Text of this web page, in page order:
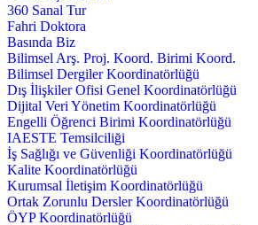
360 Sanal Tur
Fahri Doktora
Basında Biz
Bilimsel Arş. Proj. Koord. Birimi Koord.
Bilimsel Dergiler Koordinatörlüğü
Dış İlişkiler Ofisi Genel Koordinatörlüğü
Dijital Veri Yönetim Koordinatörlüğü
Engelli Öğrenci Birimi Koordinatörlüğü
IAESTE Temsilciliği
İş Sağlığı ve Güvenliği Koordinatörlüğü
Kalite Koordinatörlüğü
Kurumsal İletişim Koordinatörlüğü
Ortak Zorunlu Dersler Koordinatörlüğü
ÖYP Koordinatörlüğü